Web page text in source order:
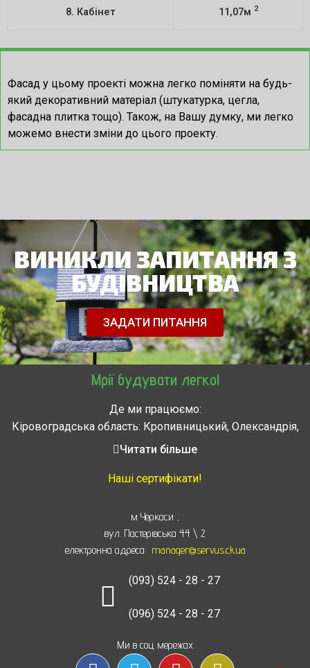
8. Кабінет 11,07м 2
Фасад у цьому проекті можна легко поміняти на будь-
який декоративний матеріал (штукатурка, цегла,
фасадна плитка тощо). Також, на Вашу думку, ми легко
можемо внести зміни до цього проекту.
ВИНИКЛИ ЗАПИТАННЯ З
БУДІВНИЦТВА
ЗАДАТИ ПИТАННЯ
Мрії будувати легко!
Де ми працюємо:
Кіровоградська область: Кропивницький, Олександрія,
Знам’янка, Долинська, Новоархангельськ, Світловодськ
Звенигородка, Золотоноша, Каменка, Канев, Корсунь-
Монастырище, Смела, Тальное, Умань, Христиновка.
Черкассы, Чигирин, Чорнобай, Шпола
Читати більше
Наші сертифікати!
м Черкаси
вул. Пастерівська 44 \ 2
електронна адреса: manager@servus.ck.ua
(093) 524 - 28 - 27
(096) 524 - 28 - 27
Ми в соц мережах